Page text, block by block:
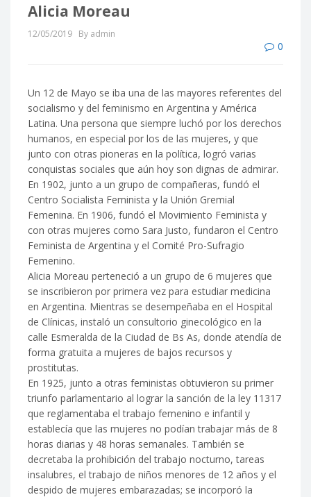
Alicia Moreau
12/05/2019 By admin
0
Un 12 de Mayo se iba una de las mayores referentes del
socialismo y del feminismo en Argentina y América
Latina. Una persona que siempre luchó por los derechos
humanos, en especial por los de las mujeres, y que
junto con otras pioneras en la política, logró varias
conquistas sociales que aún hoy son dignas de admirar.
En 1902, junto a un grupo de compañeras, fundó el
Centro Socialista Feminista y la Unión Gremial
Femenina. En 1906, fundó el Movimiento Feminista y
con otras mujeres como Sara Justo, fundaron el Centro
Feminista de Argentina y el Comité Pro-Sufragio
Femenino.
Alicia Moreau perteneció a un grupo de 6 mujeres que
se inscribieron por primera vez para estudiar medicina
en Argentina. Mientras se desempeñaba en el Hospital
de Clínicas, instaló un consultorio ginecológico en la
calle Esmeralda de la Ciudad de Bs As, donde atendía de
forma gratuita a mujeres de bajos recursos y
prostitutas.
En 1925, junto a otras feministas obtuvieron su primer
triunfo parlamentario al lograr la sanción de la ley 11317
que reglamentaba el trabajo femenino e infantil y
establecía que las mujeres no podían trabajar más de 8
horas diarias y 48 horas semanales. También se
decretaba la prohibición del trabajo nocturno, tareas
insalubres, el trabajo de niños menores de 12 años y el
despido de mujeres embarazadas; se incorporó la